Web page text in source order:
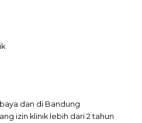
dan di Bandung
izin klinik lebih dari 2 tahun